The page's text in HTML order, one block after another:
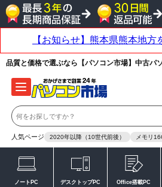
品質と価格で選ぶなら【パソコン市場】中古パ
人気ページ 2020年以降（10世代前後） メモリ
ノートPC デスクトップPC Office搭載PC